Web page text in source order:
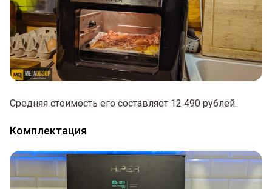
Средняя стоимость его составляет 12 490 рублей.
Комплектация